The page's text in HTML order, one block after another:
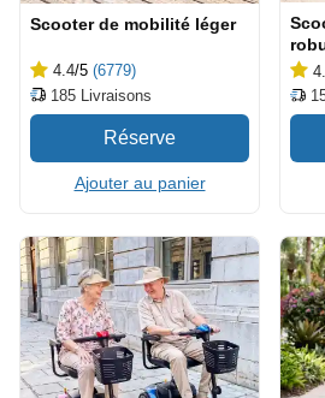
Scooter de mobilité léger
4.4/5 (6779)
185 Livraisons
Ajouter au panier